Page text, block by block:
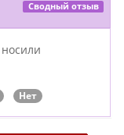
Сводный отзыв
Нет